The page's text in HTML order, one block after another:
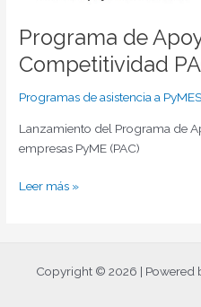
Programa de
Competitividad
Programas de asistencia a PyMES
Lanzamiento del Programa de
empresas PyME (PAC)
Leer más »
Copyright © 2026 | Powered